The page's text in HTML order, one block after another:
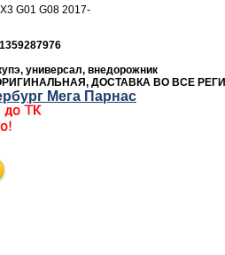
G01 G08 2017-
универсал, внедорожник
ДОСТАВКА ВО ВСЕ
Мега Парнас